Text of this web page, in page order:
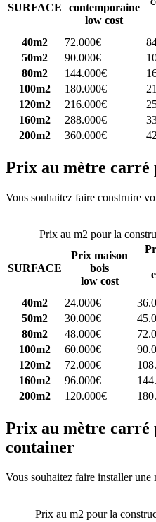
SURFACE
contemporaine
low cost
40m2
72.000€
50m2
90.000€
80m2
144.000€
100m2
180.000€
120m2
216.000€
160m2
288.000€
200m2
360.000€
Prix au mètre carré
Vous souhaitez faire construire
Prix au m2 pour la
SURFACE
Prix maison
bois
low cost
40m2
24.000€
50m2
30.000€
80m2
48.000€
100m2
60.000€
120m2
72.000€
160m2
96.000€
200m2
120.000€
Prix au mètre carré
container
Vous souhaitez faire installer une
Prix au m2 pour la